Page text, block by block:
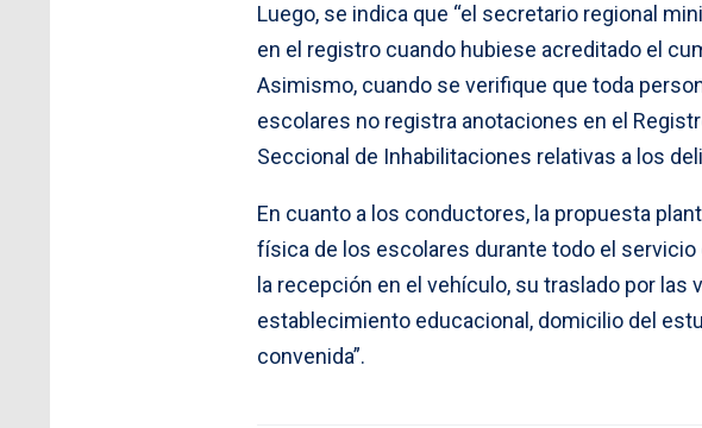
Luego, se indica que “el secretario regional
en el registro cuando hubiese acreditado el
Asimismo, cuando se verifique que toda
escolares no registra anotaciones en el
Seccional de Inhabilitaciones relativas a los
En cuanto a los conductores, la propuesta
física de los escolares durante todo el
la recepción en el vehículo, su traslado por las
establecimiento educacional, domicilio del
convenida”.